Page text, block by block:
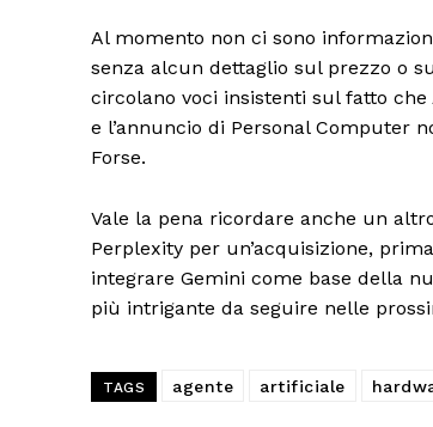
Al momento non ci sono
senza alcun dettaglio sul prezzo o
circolano voci insistenti sul fatto
e l’annuncio di Personal Computer
Forse.
Vale la pena ricordare anche un
Perplexity per un’acquisizione,
integrare Gemini come base della
più intrigante da seguire nelle
TAGS agente artificiale